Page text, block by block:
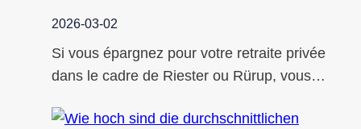
2026-03-02
Si vous épargnez pour votre retraite privée
dans le cadre de Riester ou Rürup, vous…